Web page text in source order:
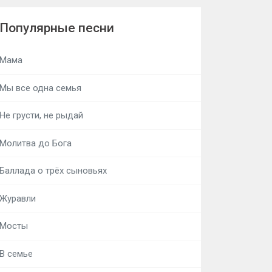
Популярные песни
Мама
Мы все одна семья
Не грусти, не рыдай
Молитва до Бога
Баллада о трёх сыновьях
Журавли
Мосты
В семье